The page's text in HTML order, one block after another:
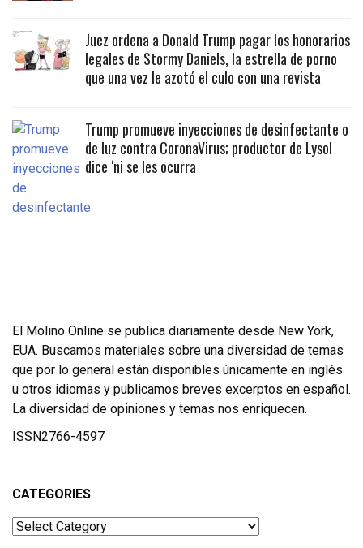
Juez ordena a Donald Trump pagar los honorarios
legales de Stormy Daniels, la estrella de porno
que una vez le azotó el culo con una revista
Trump promueve inyecciones de desinfectante o
de luz contra CoronaVirus; productor de Lysol
dice ‘ni se les ocurra
El Molino Online se publica diariamente desde New York,
EUA. Buscamos materiales sobre una diversidad de temas
que por lo general están disponibles únicamente en inglés
u otros idiomas y publicamos breves excerptos en español.
La diversidad de opiniones y temas nos enriquecen.
ISSN2766-4597
CATEGORIES
Categories